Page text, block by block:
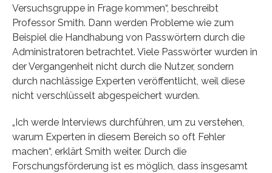
Versuchsgruppe in Frage kommen“, beschreibt
Professor Smith. Dann werden Probleme wie zum
Beispiel die Handhabung von Passwörtern durch die
Administratoren betrachtet. Viele Passwörter wurden in
der Vergangenheit nicht durch die Nutzer, sondern
durch nachlässige Experten veröffentlicht, weil diese
nicht verschlüsselt abgespeichert wurden.
„Ich werde Interviews durchführen, um zu verstehen,
warum Experten in diesem Bereich so oft Fehler
machen“, erklärt Smith weiter. Durch die
Forschungsförderung ist es möglich, dass insgesamt